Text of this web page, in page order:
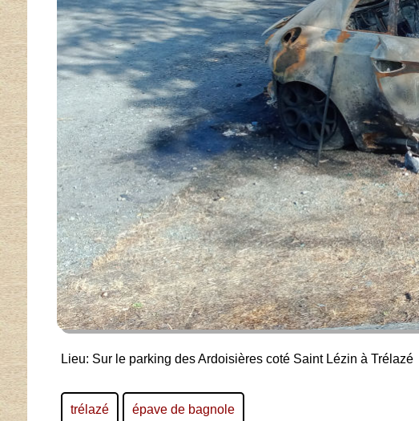
Lieu: Sur le parking des Ardoisières coté Saint Lézin à Trélazé
trélazé épave de bagnole